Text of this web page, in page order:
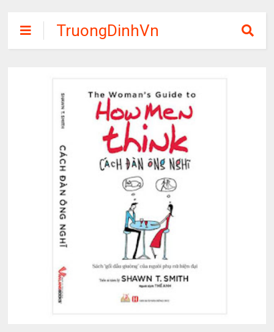
TruongDinhVn
Chia sẽ ebook,
tập miễn phí